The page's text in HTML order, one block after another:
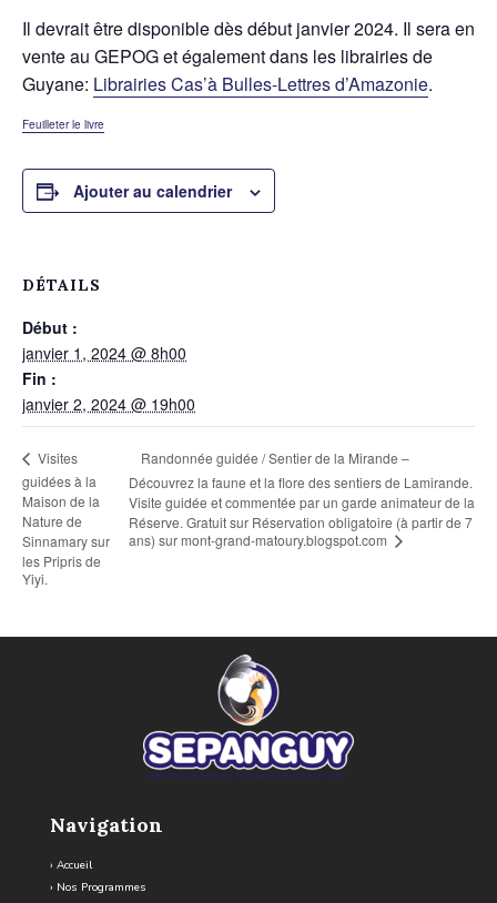
Il devrait être disponible dès début janvier 2024. Il sera en
vente au GEPOG et également dans les librairies de
Guyane: Librairies Cas’à Bulles-Lettres d’Amazonie.
Feuilleter le livre
Ajouter au calendrier
DÉTAILS
Début :
janvier 1, 2024 @ 8h00
Fin :
janvier 2, 2024 @ 19h00
Visites
guidées à la
Maison de la
Nature de
Sinnamary sur
les Pripris de
Yiyi.
Randonnée guidée / Sentier de la Mirande –
Découvrez la faune et la flore des sentiers de Lamirande.
Visite guidée et commentée par un garde animateur de la
Réserve. Gratuit sur Réservation obligatoire (à partir de 7
ans) sur mont-grand-matoury.blogspot.com
Navigation
› Accueil
› Nos Programmes